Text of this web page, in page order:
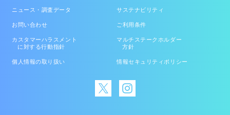
ニュース・調査データ サステナビリティ
お問い合わせ ご利用条件
カスタマーハラスメント
に対する行動指針
マルチステークホルダー
方針
個人情報の取り扱い 情報セキュリティポリシー